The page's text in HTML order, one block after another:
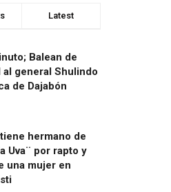
Latest
Balean de
al general Shulindo
de Dajabón
hermano de
Uva¨ por rapto y
una mujer en